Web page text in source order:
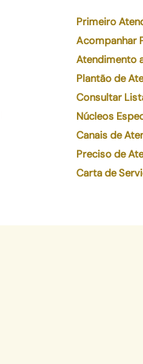
Primeiro
Acompanhar
Atendimento
Plantão de
Consultar
Núcleos
Canais de
Preciso de
Carta de